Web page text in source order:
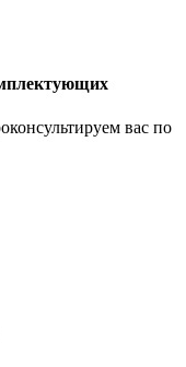
вас по